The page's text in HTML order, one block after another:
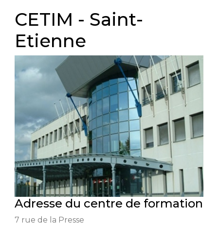
CETIM - Saint-
Etienne
Adresse du centre de formation
7 rue de la Presse